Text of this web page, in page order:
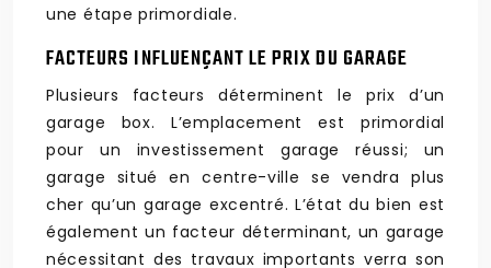
une étape primordiale.
FACTEURS INFLUENÇANT LE PRIX DU GARAGE
Plusieurs facteurs déterminent le prix d’un
garage box. L’emplacement est primordial
pour un investissement garage réussi; un
garage situé en centre-ville se vendra plus
cher qu’un garage excentré. L’état du bien est
également un facteur déterminant, un garage
nécessitant des travaux importants verra son